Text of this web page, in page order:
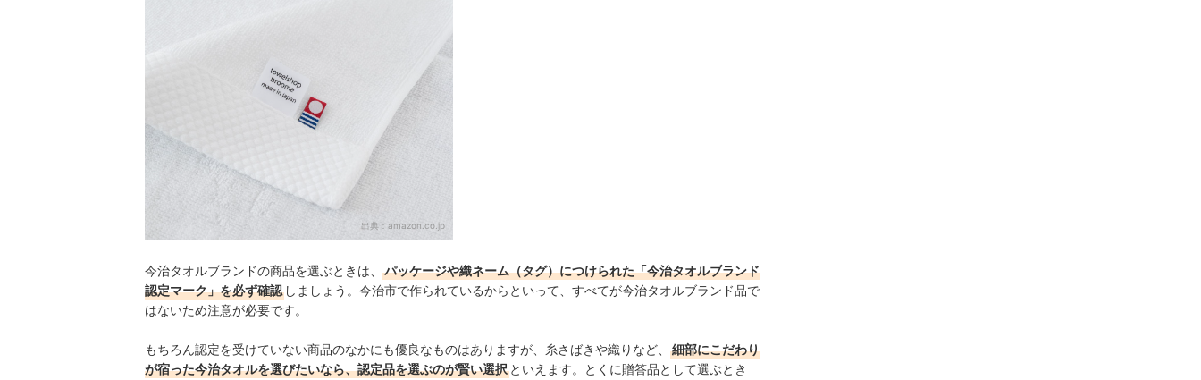
出典： amazon.co.jp
今治タオルブランドの商品を選ぶときは、
パッケージや織ネーム（タグ）につけられた「今治タオルブランド
認定マーク」を必ず確認 しましょう。今治市で作られているからといって、すべてが今治タオルブランド品で
はないため注意が必要です。
もちろん認定を受けていない商品のなかにも優良なものはありますが、糸さばきや織りなど、
細部にこだわり
が宿った今治タオルを選びたいなら、認定品を選ぶのが賢い選択 といえます。とくに贈答品として選ぶとき